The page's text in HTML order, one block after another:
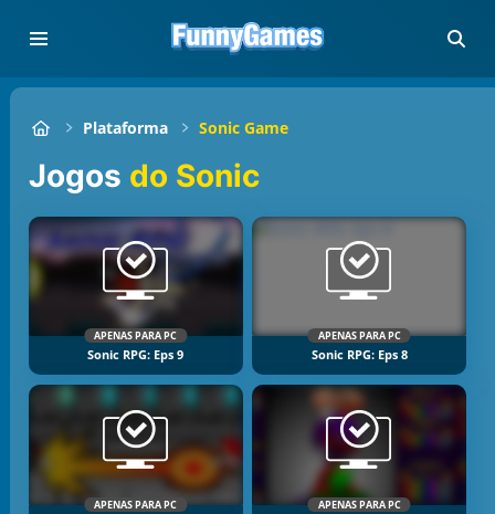
Plataforma Sonic Game
Jogos do Sonic
APENAS PARA PC
Sonic RPG: Eps 9
APENAS PARA PC
Sonic RPG: Eps 8
APENAS PARA PC APENAS PARA PC